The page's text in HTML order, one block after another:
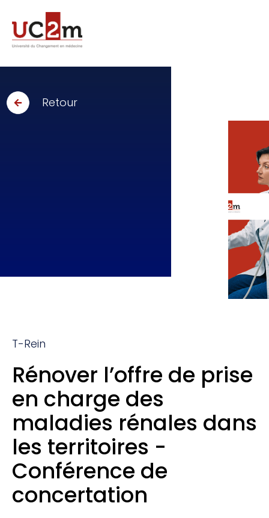
Retour
T-Rein
Rénover l’offre de prise
en charge des
maladies rénales dans
les territoires -
Conférence de
concertation